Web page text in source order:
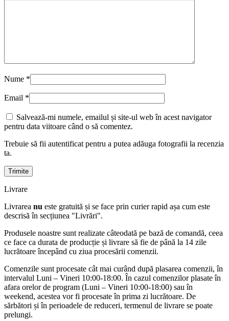
Nume *
Email *
Salvează-mi numele, emailul și site-ul web în acest navigator
pentru data viitoare când o să comentez.
Trebuie să fii autentificat pentru a putea adăuga fotografii la recenzia
ta.
Livrare
Livrarea nu este gratuită și se face prin curier rapid așa cum este
descrisă în secțiunea "Livrări".
Produsele noastre sunt realizate câteodată pe bază de comandă, ceea
ce face ca durata de producție și livrare să fie de până la 14 zile
lucrătoare începând cu ziua procesării comenzii.
Comenzile sunt procesate cât mai curând după plasarea comenzii, în
intervalul Luni – Vineri 10:00-18:00. În cazul comenzilor plasate în
afara orelor de program (Luni – Vineri 10:00-18:00) sau în
weekend, acestea vor fi procesate în prima zi lucrătoare. De
sărbători și în perioadele de reduceri, termenul de livrare se poate
prelungi.